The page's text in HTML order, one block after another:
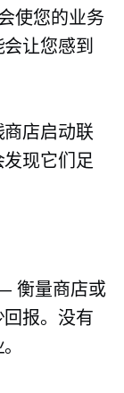
使您的业务
让您感到
店启动联
现它们足
衡量商店或
报。没有